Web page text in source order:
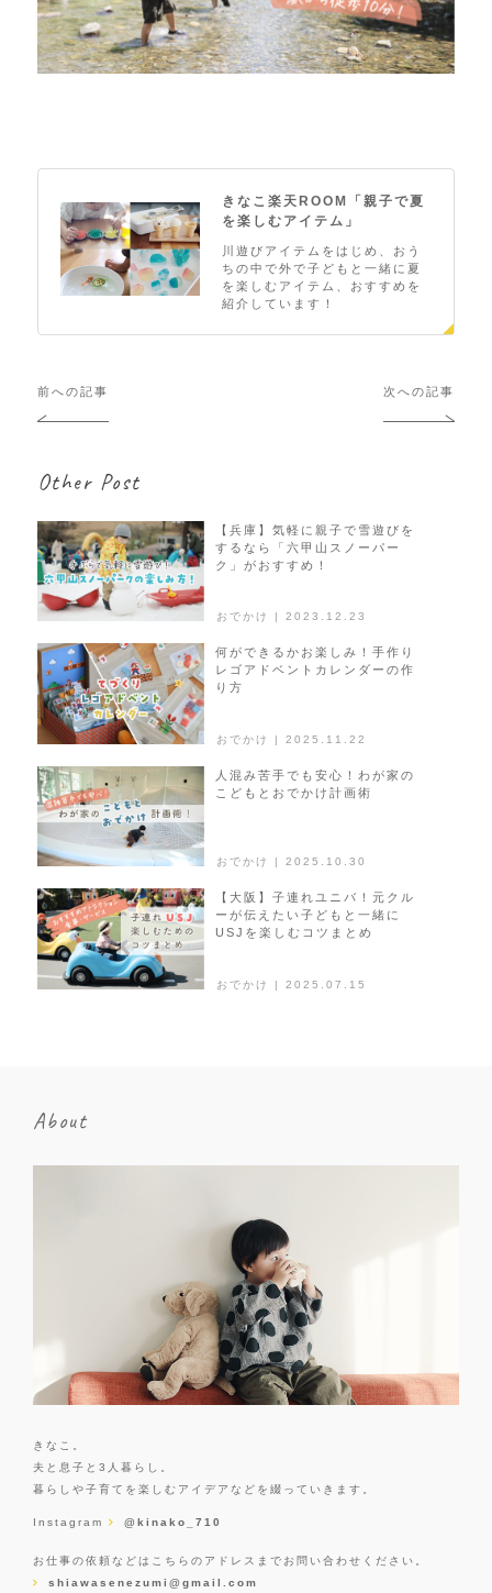
きなこ楽天ROOM「親子で夏
を楽しむアイテム」
川遊びアイテムをはじめ、おう
ちの中で外で子どもと一緒に夏
を楽しむアイテム、おすすめを
紹介しています！
投
稿
ゲ
シ
ョ
ン
前への記事 次への記事
Other Post
おでかけ | 2023.12.23
【兵庫】気軽に親子で雪遊びを
するなら「六甲山スノーパー
ク」がおすすめ！
おでかけ | 2025.11.22
何ができるかお楽しみ！手作り
レゴアドベントカレンダーの作
り方
おでかけ | 2025.10.30
人混み苦手でも安心！わが家の
こどもとおでかけ計画術
おでかけ | 2025.07.15
【大阪】子連れユニバ！元クル
ーが伝えたい子どもと一緒に
USJを楽しむコツまとめ
About
きなこ。
夫と息子と3人暮らし。
暮らしや子育てを楽しむアイデアなどを綴っていきます。
Instagram @kinako_710
お仕事の依頼などはこちらのアドレスまでお問い合わせください。
shiawasenezumi@gmail.com